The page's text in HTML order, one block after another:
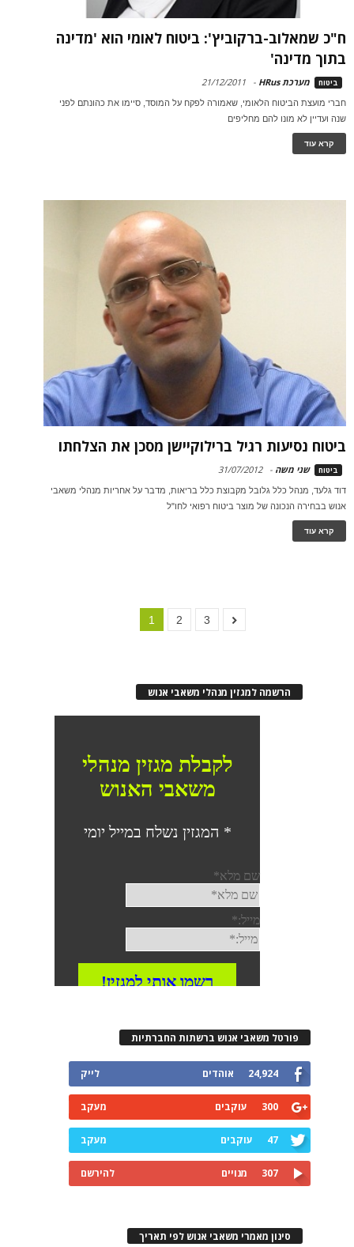
ח"כ שמאלוב-ברקוביץ': ביטוח לאומי הוא 'מדינה
בתוך מדינה'
ביטוח מערכת HRus -
21/12/2011
חברי מועצת הביטוח הלאומי, שאמורה לפקח על המוסד, סיימו את כהונתם לפני
שנה ועדיין לא מונו להם מחליפים
קרא עוד
ביטוח נסיעות רגיל ברילוקיישן מסכן את הצלחתו
ביטוח שני משה -
31/07/2012
דוד גלעד, מנהל כלל גלובל מקבוצת כלל בריאות, מדבר על אחריות מנהלי משאבי
אנוש בבחירה הנכונה של מוצר ביטוח רפואי לחו"ל
קרא עוד
1 2 3
הרשמה למגזין מנהלי משאבי אנוש
פורטל משאבי אנוש ברשתות החברתיות
24,924 אוהדים לייק
300 עוקבים מעקב
47 עוקבים מעקב
307 מנויים להירשם
סינון מאמרי משאבי אנוש לפי תאריך